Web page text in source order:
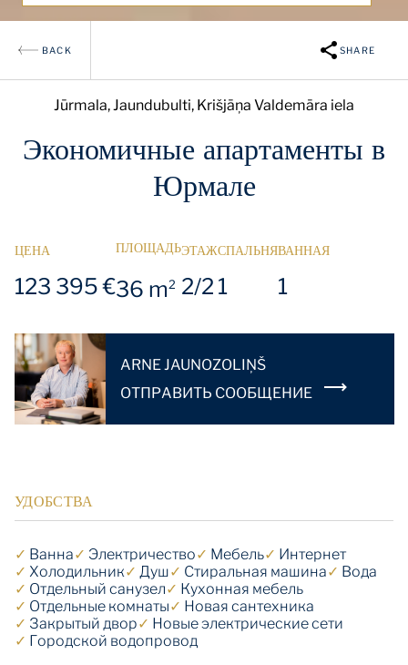
BACK SHARE
Jūrmala, Jaundubulti, Krišjāņa Valdemāra iela
Экономичные апартаменты в
Юрмале
ЦЕНА
123 395 €
ПЛОЩАДЬ
36 m2
ЭТАЖ
2/2
СПАЛЬНЯ
1
ВАННАЯ
1
ARNE JAUNOZOLIŅŠ
OТПРАВИТЬ СООБЩЕНИЕ
УДОБСТВА
✓ Ванна✓ Электричество✓ Мебель✓ Интернет
✓ Холодильник✓ Душ✓ Стиральная машина✓ Вода
✓ Отдельный санузел✓ Кухонная мебель
✓ Отдельные комнаты✓ Новая сантехника
✓ Закрытый двор✓ Новые электрические сети
✓ Городской водопровод